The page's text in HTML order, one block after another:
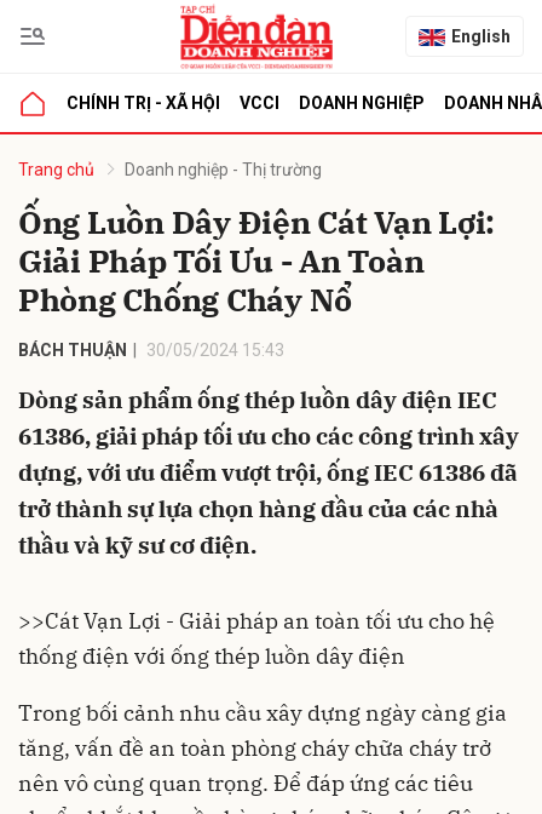
English
CHÍNH TRỊ - XÃ HỘI VCCI DOANH NGHIỆP DOANH
Trang chủ Doanh nghiệp - Thị trường
Ống Luồn Dây Điện Cát Vạn Lợi:
Giải Pháp Tối Ưu - An Toàn
Phòng Chống Cháy Nổ
BÁCH THUẬN 30/05/2024 15:43
Dòng sản phẩm ống thép luồn dây điện IEC
61386, giải pháp tối ưu cho các công trình xây
dựng, với ưu điểm vượt trội, ống IEC 61386 đã
trở thành sự lựa chọn hàng đầu của các nhà
thầu và kỹ sư cơ điện.
>>Cát Vạn Lợi - Giải pháp an toàn tối ưu cho hệ
thống điện với ống thép luồn dây điện
Trong bối cảnh nhu cầu xây dựng ngày càng gia
tăng, vấn đề an toàn phòng cháy chữa cháy trở
nên vô cùng quan trọng. Để đáp ứng các tiêu
luận
Hủy